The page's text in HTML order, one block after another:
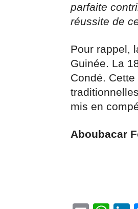
parfaite
réussite de
Pour rappel,
Guinée. La
Condé.
mis en
Aboubacar